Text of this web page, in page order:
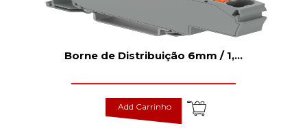
Borne de Distribuição 6mm / 1,...
Add Carrinho